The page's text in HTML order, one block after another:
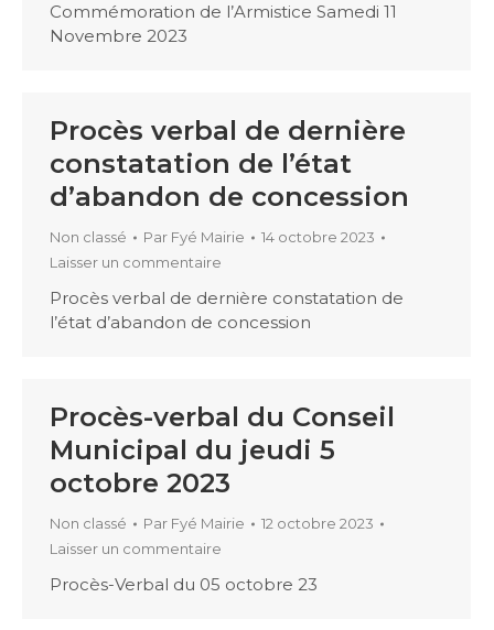
Commémoration de l’Armistice Samedi 11
Novembre 2023
Procès verbal de dernière
constatation de l’état
d’abandon de concession
Non classé Par Fyé Mairie
14 octobre 2023
Laisser un commentaire
Procès verbal de dernière constatation de
l’état d’abandon de concession
Procès-verbal du Conseil
Municipal du jeudi 5
octobre 2023
Non classé Par Fyé Mairie
12 octobre 2023
Laisser un commentaire
Procès-Verbal du 05 octobre 23